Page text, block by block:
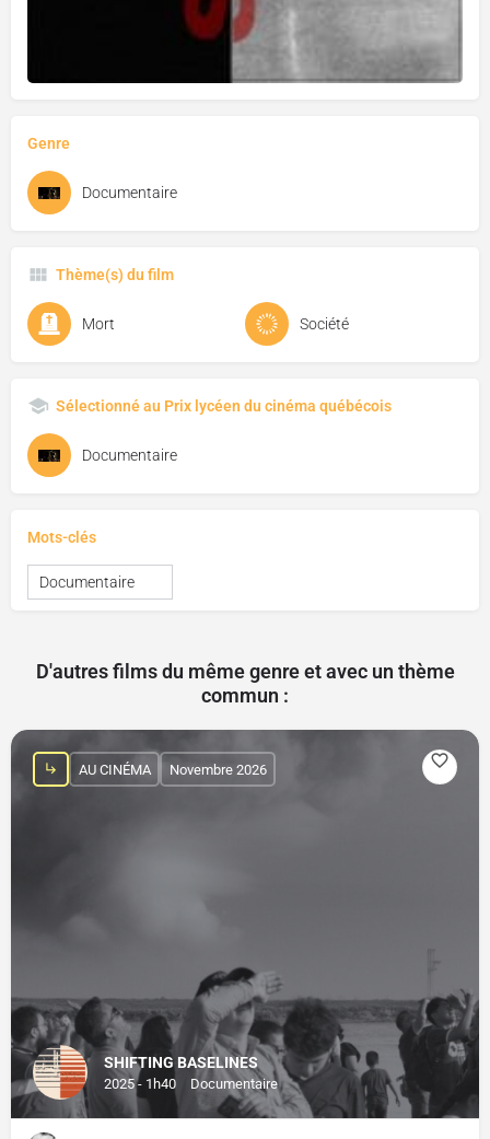
Genre
Documentaire
Thème(s) du film
Mort Société
Sélectionné au Prix lycéen du cinéma québécois
Documentaire
Mots-clés
Documentaire
D'autres films du même genre et avec un thème
commun :
SHIFTING BASELINES
2025 - 1h40 Documentaire
AU CINÉMA Novembre 2026